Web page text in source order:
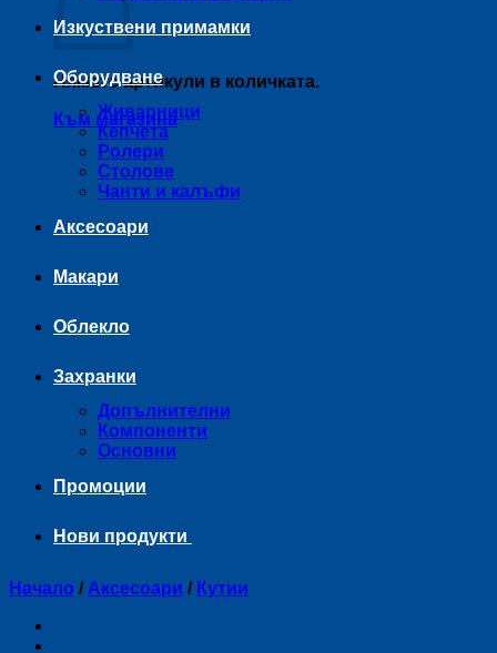
Нямате артикули в количката.
Към магазина
Изкуствени примамки
Оборудване
Живарници
Кепчета
Ролери
Столове
Чанти и калъфи
Аксесоари
Макари
Облекло
Захранки
Допълнителни
Компоненти
Основни
Промоции
Нови продукти
Начало / Аксесоари / Кутии